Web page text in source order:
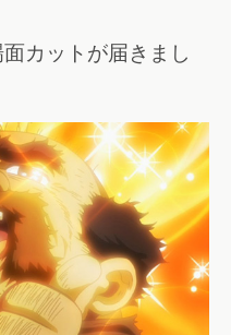
カットが届きまし